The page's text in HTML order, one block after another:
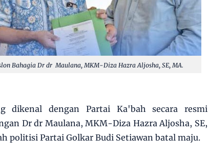
Bahagia Dr dr Maulana, MKM-Diza Hazra Aljosha, SE, MA.
dengan Partai Ka'bah secara resmi
Dr dr Maulana, MKM-Diza Hazra Aljosha, SE,
politisi Partai Golkar Budi Setiawan batal maju.